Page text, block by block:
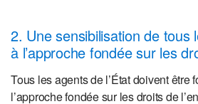
2. Une sensibilisation de tous
à l’approche fondée sur les
Tous les agents de l’État doivent être
l’approche fondée sur les droits de